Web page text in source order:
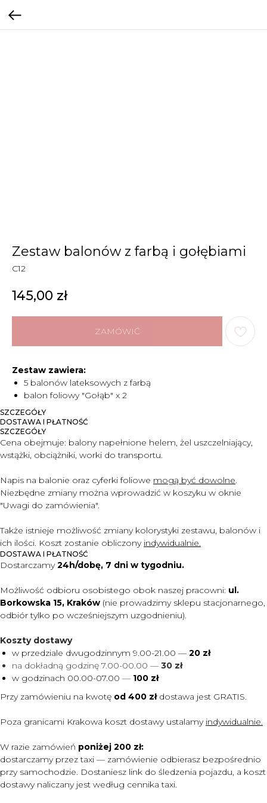
Zestaw balonów z farbą i gołębiami
C12
145,00 zł
ZAMÓWIĆ
Zestaw zawiera:
5 balonów lateksowych z farbą
balon foliowy "Gołąb" x 2
SZCZEGÓŁY
DOSTAWA I PŁATNOŚĆ
SZCZEGÓŁY
Cena obejmuje: balony napełnione helem, żel uszczelniający,
wstążki, obciążniki, worki do transportu.
Napis na balonie oraz cyferki foliowe mogą być dowolne.
Niezbędne zmiany można wprowadzić w koszyku w oknie
"Uwagi do zamówienia".
Także istnieje możliwość zmiany kolorystyki zestawu, balonów i
ich ilości. Koszt zostanie obliczony indywidualnie.
DOSTAWA I PŁATNOŚĆ
Dostarczamy24h/dobę, 7 dni w tygodniu.
Możliwość odbioru osobistego obok naszej pracowni: ul.
Borkowska 15, Kraków (nie prowadzimy sklepu stacjonarnego,
odbiór tylko po wcześniejszym uzgodnieniu).
Koszty dostawy
w przedziale dwugodzinnym 9.00-21.00 — 20 zł
na dokładną godzinę 7.00-00.00 — 30 zł
w godzinach 00.00-07.00 — 100 zł
Przy zamówieniu na kwotę od 400 zł dostawa jest GRATIS.
Poza granicami Krakowa koszt dostawy ustalamy indywidualnie.
W razie zamówień poniżej 200 zł:
dostarczamy przez taxi — zamówienie odbierasz bezpośrednio
przy samochodzie. Dostaniesz link do śledzenia pojazdu, a koszt
dostawy naliczany jest według cennika taxi.